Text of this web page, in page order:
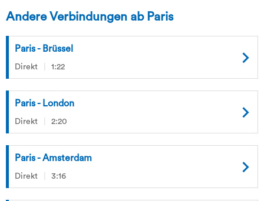
Andere Verbindungen ab Paris
Paris - Brüssel
Direkt 1:22
Paris - London
Direkt 2:20
Paris - Amsterdam
Direkt 3:16